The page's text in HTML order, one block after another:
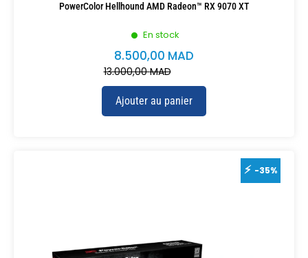
En stock
PowerColor Hellhound AMD Radeon™ RX 9070 XT
13.000,00MAD
8.500,00 MAD
Ajouter au panier
-35%